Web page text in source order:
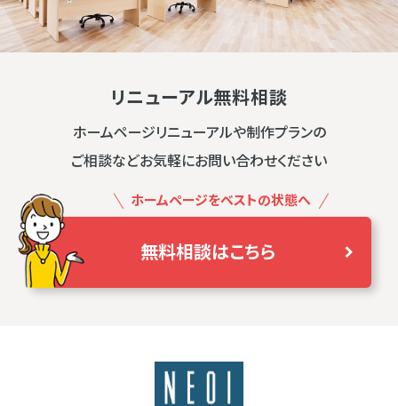
リニューアル無料相談
ホームページリニューアルや制作プランの
ご相談などお気軽にお問い合わせください
ホームページをベストの状態へ
無料相談はこちら